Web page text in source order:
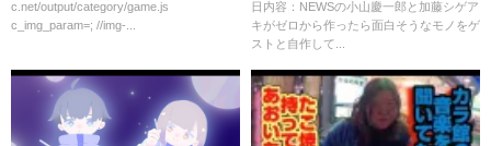
c.net/output/category/game.js
c_img_param=; //img-...
日内容：NEWSの小山慶一郎と加藤シゲア
キがゼロから作ったら面白そうなモノをゲ
ストと自作して...